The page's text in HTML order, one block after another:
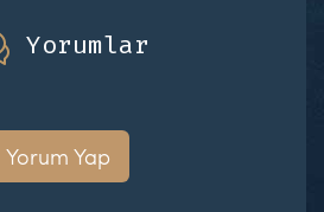
Yorumlar
Yorum Yap